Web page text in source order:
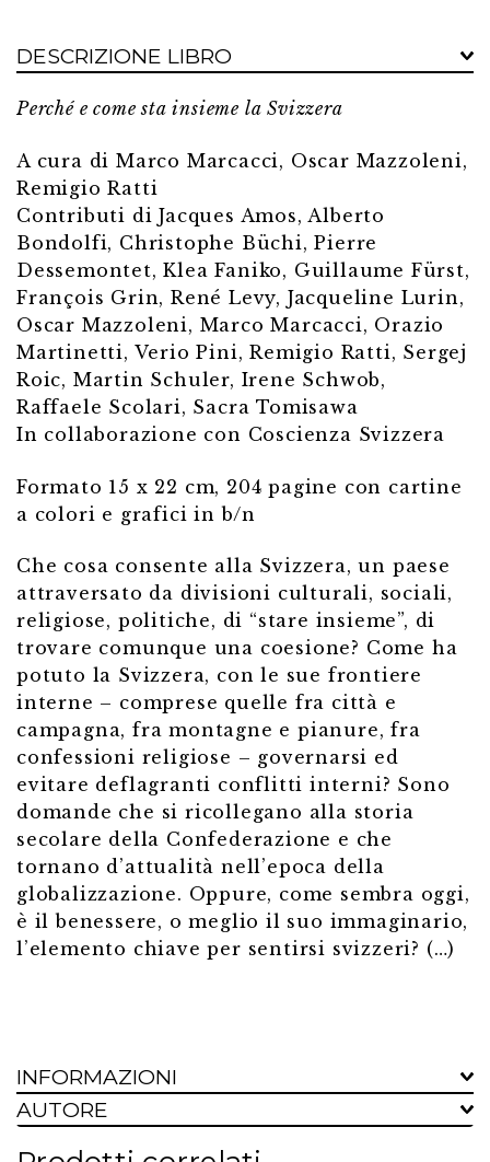
DESCRIZIONE LIBRO
Perché e come sta insieme la Svizzera
A cura di Marco Marcacci, Oscar Mazzoleni,
Remigio Ratti
Contributi di Jacques Amos, Alberto
Bondolfi, Christophe Büchi, Pierre
Dessemontet, Klea Faniko, Guillaume Fürst,
François Grin, René Levy, Jacqueline Lurin,
Oscar Mazzoleni, Marco Marcacci, Orazio
Martinetti, Verio Pini, Remigio Ratti, Sergej
Roic, Martin Schuler, Irene Schwob,
Raffaele Scolari, Sacra Tomisawa
In collaborazione con Coscienza Svizzera
Formato 15 x 22 cm, 204 pagine con cartine
a colori e grafici in b/n
Che cosa consente alla Svizzera, un paese
attraversato da divisioni culturali, sociali,
religiose, politiche, di “stare insieme”, di
trovare comunque una coesione? Come ha
potuto la Svizzera, con le sue frontiere
interne – comprese quelle fra città e
campagna, fra montagne e pianure, fra
confessioni religiose – governarsi ed
evitare deflagranti conflitti interni? Sono
domande che si ricollegano alla storia
secolare della Confederazione e che
tornano d’attualità nell’epoca della
globalizzazione. Oppure, come sembra oggi,
è il benessere, o meglio il suo immaginario,
l’elemento chiave per sentirsi svizzeri? (…)
INFORMAZIONI
AUTORE